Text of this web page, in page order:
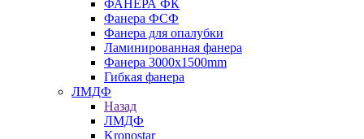
ФАНЕРА ФК
Фанера ФСФ
Фанера для опалубки
Ламинированная фанера
Фанера 3000х1500mm
Гибкая фанера
ЛМДФ
Назад
ЛМДФ
Kronostar